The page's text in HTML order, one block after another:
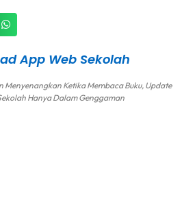
App Web Sekolah
Menyenangkan Ketika Membaca Buku, Update
Hanya Dalam Genggaman